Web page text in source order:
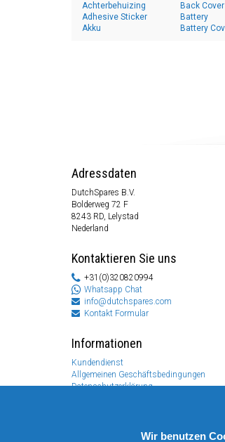
Achterbehuizing
Adhesive Sticker
Akku
Back Cover
Battery
Battery
Adressdaten
DutchSpares B.V.
Bolderweg 72 F
8243 RD, Lelystad
Nederland
Kontaktieren Sie uns
+31(0)320820994
Whatsapp Chat
info@dutchspares.com
Kontakt Formular
Informationen
Kundendienst
Allgemeinen Geschäftsbedingungen
Datenschutzerklärung
Wir benutzen